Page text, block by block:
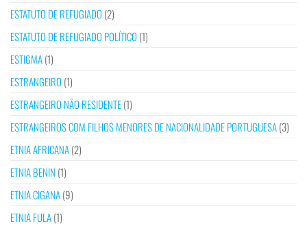
ESTATUTO DE REFUGIADO (2)
ESTATUTO DE REFUGIADO POLÍTICO (1)
ESTIGMA(1)
ESTRANGEIRO (1)
ESTRANGEIRO NÃO RESIDENTE(1)
ESTRANGEIROS COM FILHOS MENORES DE NACIONALIDADE PORTUGUESA(3)
ETNIA AFRICANA(2)
ETNIA BENIN (1)
ETNIA CIGANA(9)
ETNIA FULA(1)